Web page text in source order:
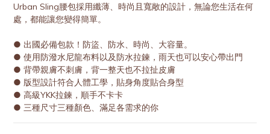
Urban Sling腰包採用纖薄、時尚且寬敞的設計，無論您生活在何
處，都能讓您變得簡單。
● 出國必備包款！防盜、防水、時尚、大容量。
● 使用防潑水尼龍布料以及防水拉鍊，雨天也可以安心帶出門
● 背帶親膚不刺膚，背一整天也不拉扯皮膚
● 版型設計符合人體工學，貼身角度貼合身型
● 高級YKK拉鍊，順手不卡卡
● 三種尺寸三種顏色、滿足各需求的你